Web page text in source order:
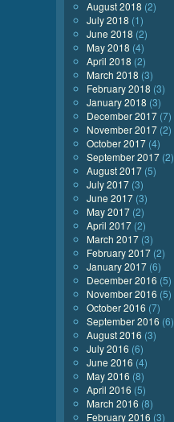
August 2018 (2)
July 2018 (1)
June 2018 (2)
May 2018 (4)
April 2018 (2)
March 2018 (3)
February 2018 (3)
January 2018 (3)
December 2017 (7)
November 2017 (2)
October 2017 (4)
September 2017 (2)
August 2017 (5)
July 2017 (3)
June 2017 (3)
May 2017 (2)
April 2017 (2)
March 2017 (3)
February 2017 (2)
January 2017 (6)
December 2016 (5)
November 2016 (5)
October 2016 (7)
September 2016 (6)
August 2016 (3)
July 2016 (6)
June 2016 (4)
May 2016 (8)
April 2016 (5)
March 2016 (8)
February 2016 (3)